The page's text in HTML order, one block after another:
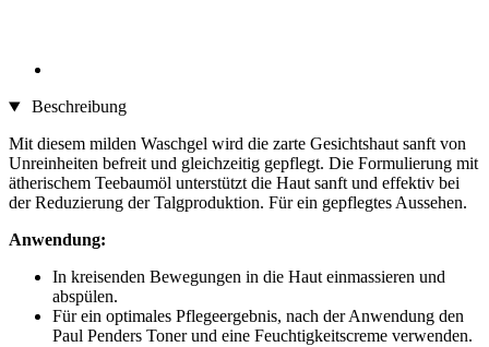
Beschreibung
Mit diesem milden Waschgel wird die zarte Gesichtshaut sanft von
Unreinheiten befreit und gleichzeitig gepflegt. Die Formulierung mit
ätherischem Teebaumöl unterstützt die Haut sanft und effektiv bei
der Reduzierung der Talgproduktion. Für ein gepflegtes Aussehen.
Anwendung:
In kreisenden Bewegungen in die Haut einmassieren und
abspülen.
Für ein optimales Pflegeergebnis, nach der Anwendung den
Paul Penders Toner und eine Feuchtigkeitscreme verwenden.